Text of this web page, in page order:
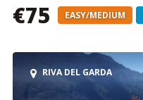
€75 EASY/MEDIUM
RIVA DEL GARDA